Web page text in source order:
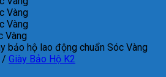
/ Giày Bảo Hộ K2